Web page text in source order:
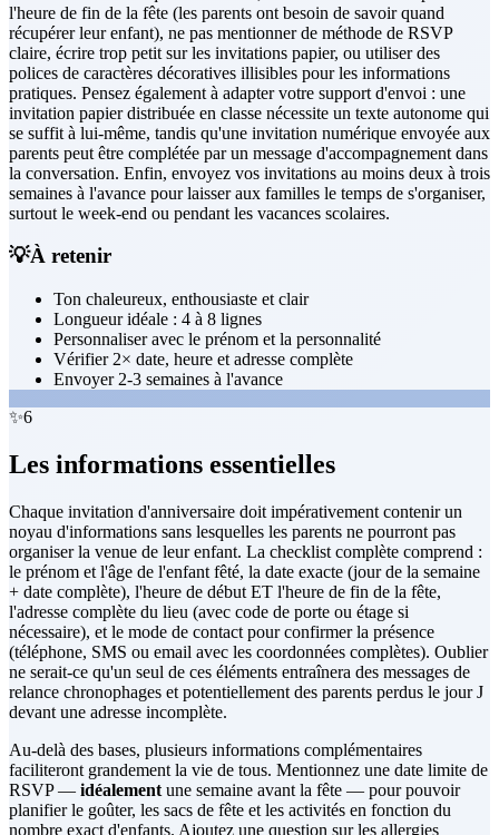
l'heure de fin de la fête (les parents ont besoin de savoir quand
récupérer leur enfant), ne pas mentionner de méthode de RSVP
claire, écrire trop petit sur les invitations papier, ou utiliser des
polices de caractères décoratives illisibles pour les informations
pratiques. Pensez également à adapter votre support d'envoi : une
invitation papier distribuée en classe nécessite un texte autonome qui
se suffit à lui-même, tandis qu'une invitation numérique envoyée aux
parents peut être complétée par un message d'accompagnement dans
la conversation. Enfin, envoyez vos invitations au moins deux à trois
semaines à l'avance pour laisser aux familles le temps de s'organiser,
surtout le week-end ou pendant les vacances scolaires.
💡À retenir
Ton chaleureux, enthousiaste et clair
Longueur idéale : 4 à 8 lignes
Personnaliser avec le prénom et la personnalité
Vérifier 2× date, heure et adresse complète
Envoyer 2-3 semaines à l'avance
✨6
Les informations essentielles
Chaque invitation d'anniversaire doit impérativement contenir un
noyau d'informations sans lesquelles les parents ne pourront pas
organiser la venue de leur enfant. La checklist complète comprend :
le prénom et l'âge de l'enfant fêté, la date exacte (jour de la semaine
+ date complète), l'heure de début ET l'heure de fin de la fête,
l'adresse complète du lieu (avec code de porte ou étage si
nécessaire), et le mode de contact pour confirmer la présence
(téléphone, SMS ou email avec les coordonnées complètes). Oublier
ne serait-ce qu'un seul de ces éléments entraînera des messages de
relance chronophages et potentiellement des parents perdus le jour J
devant une adresse incomplète.
Au-delà des bases, plusieurs informations complémentaires
faciliteront grandement la vie de tous. Mentionnez une date limite de
RSVP — idéalement une semaine avant la fête — pour pouvoir
planifier le goûter, les sacs de fête et les activités en fonction du
nombre exact d'enfants. Ajoutez une question sur les allergies